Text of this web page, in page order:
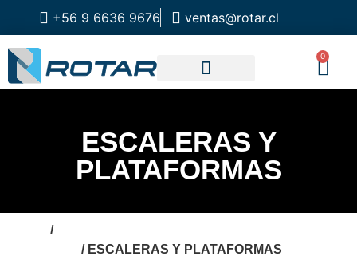
+56 9 6636 9676 ventas@rotar.cl
0
ESCALERAS Y
PLATAFORMAS
/
/ ESCALERAS Y PLATAFORMAS